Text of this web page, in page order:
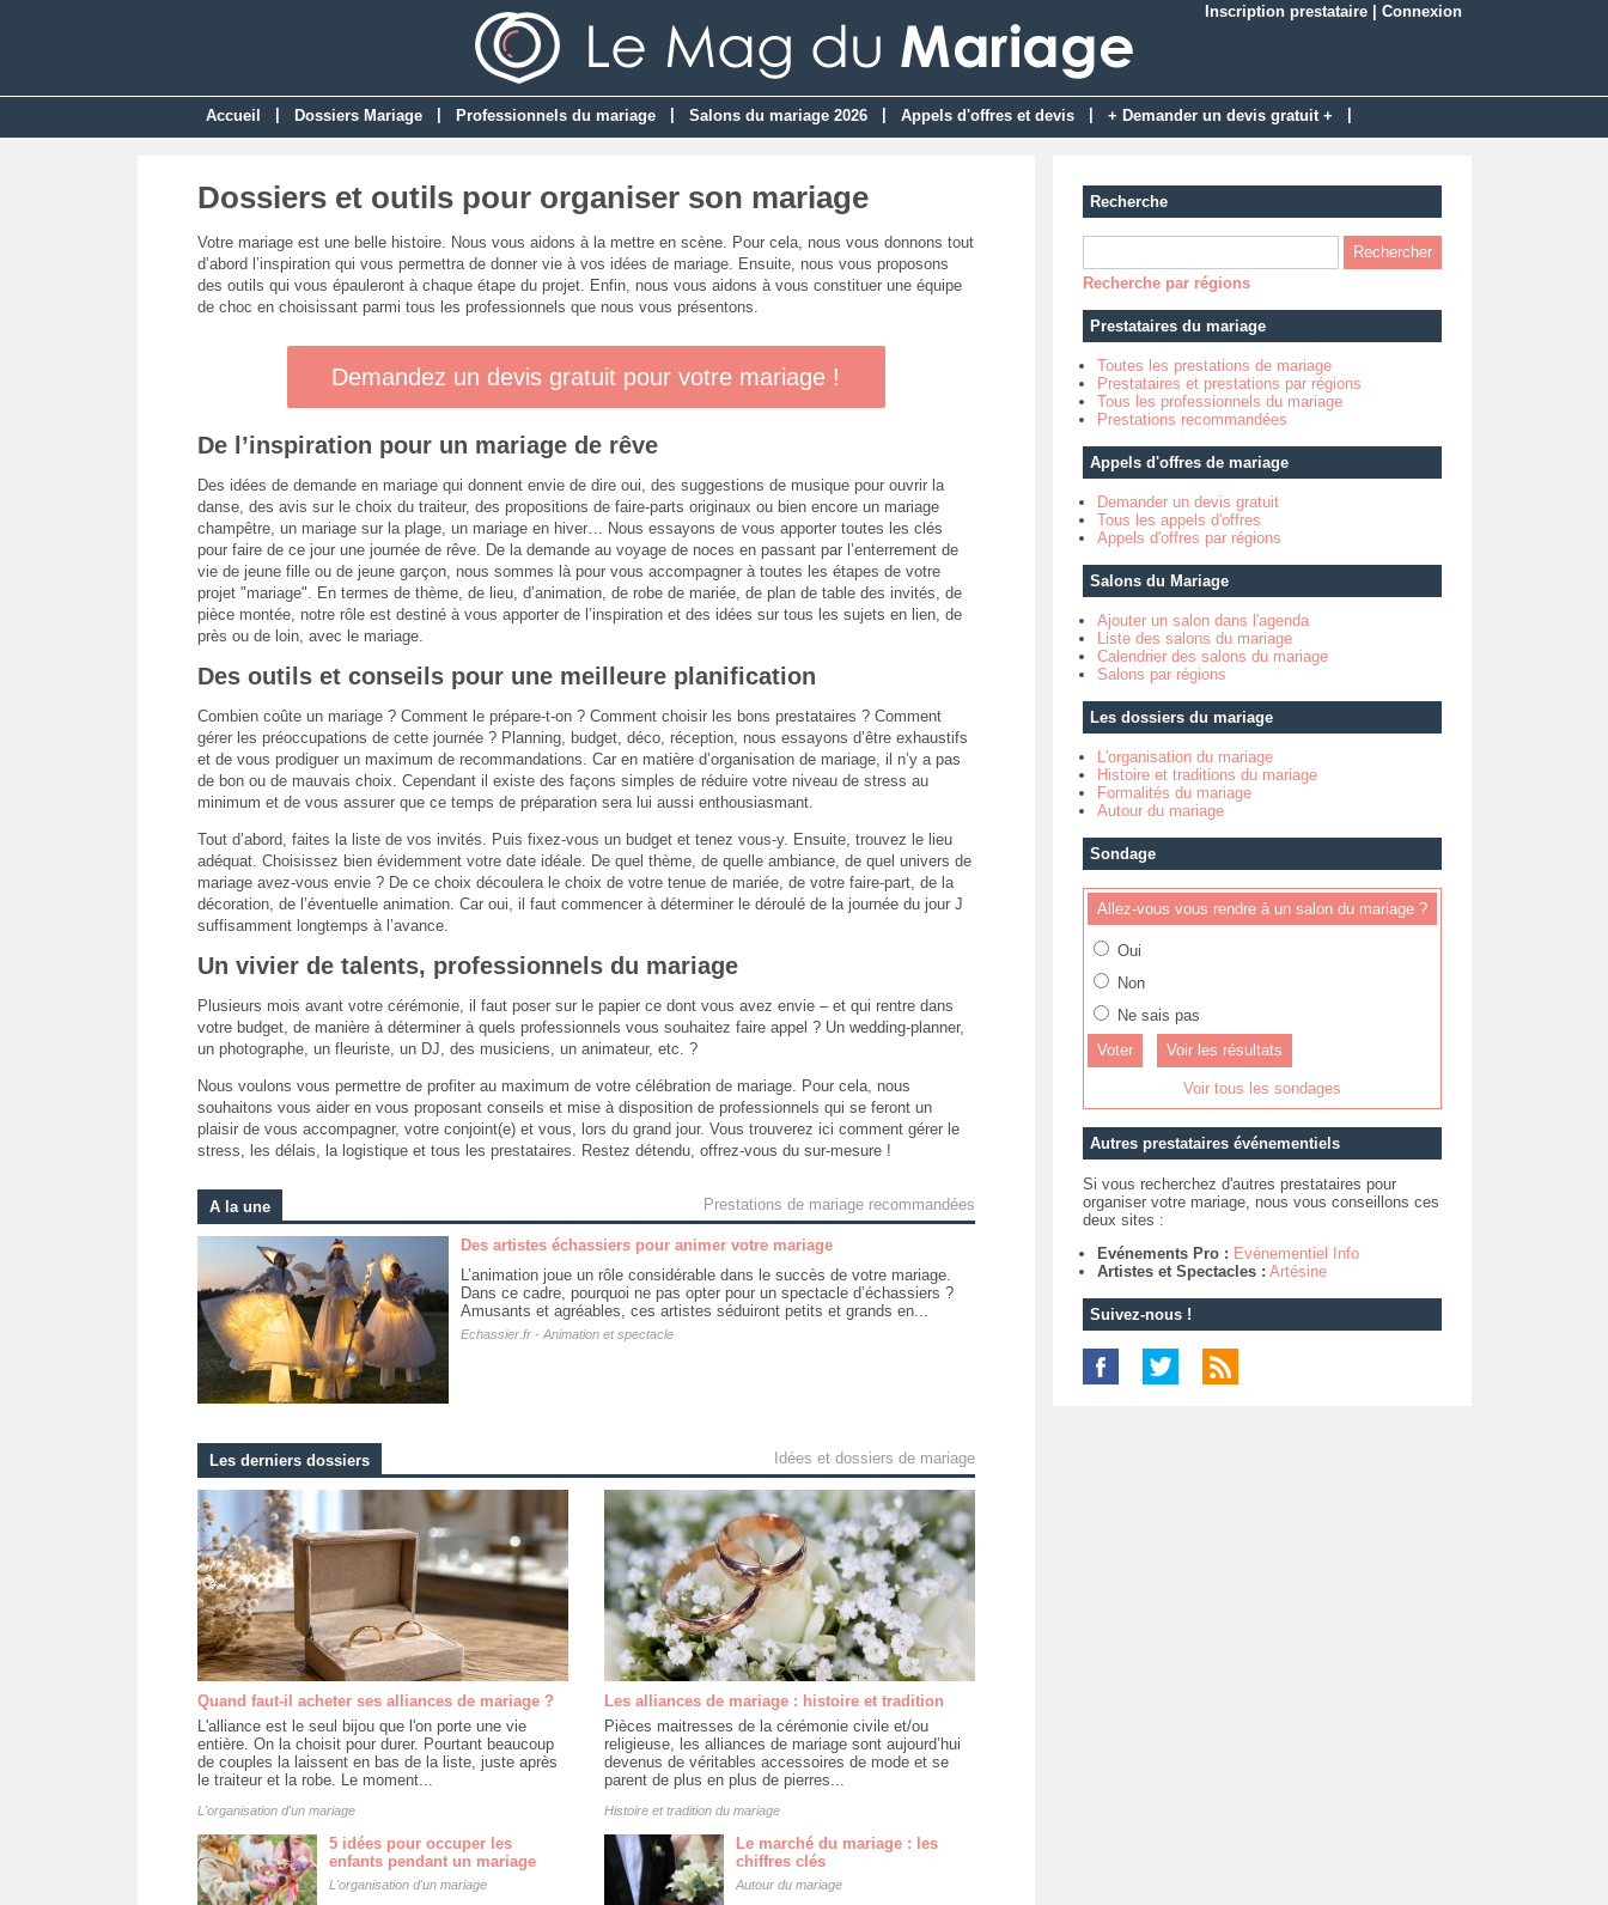
Inscription prestataire Connexion
Accueil Dossiers Mariage Professionnels du mariage Salons du mariage 2026 Appels d'offres et devis + Demander un devis gratuit +
Dossiers et outils pour organiser son mariage
Votre mariage est une belle histoire. Nous vous aidons à la mettre en scène. Pour cela, nous vous donnons tout
d’abord l’inspiration qui vous permettra de donner vie à vos idées de mariage. Ensuite, nous vous proposons
des outils qui vous épauleront à chaque étape du projet. Enfin, nous vous aidons à vous constituer une équipe
de choc en choisissant parmi tous les professionnels que nous vous présentons.
Demandez un devis gratuit pour votre mariage !
De l’inspiration pour un mariage de rêve
Des idées de demande en mariage qui donnent envie de dire oui, des suggestions de musique pour ouvrir la
danse, des avis sur le choix du traiteur, des propositions de faire-parts originaux ou bien encore un mariage
champêtre, un mariage sur la plage, un mariage en hiver… Nous essayons de vous apporter toutes les clés
pour faire de ce jour une journée de rêve. De la demande au voyage de noces en passant par l’enterrement de
vie de jeune fille ou de jeune garçon, nous sommes là pour vous accompagner à toutes les étapes de votre
projet "mariage". En termes de thème, de lieu, d’animation, de robe de mariée, de plan de table des invités, de
pièce montée, notre rôle est destiné à vous apporter de l’inspiration et des idées sur tous les sujets en lien, de
près ou de loin, avec le mariage.
Des outils et conseils pour une meilleure planification
Combien coûte un mariage ? Comment le prépare-t-on ? Comment choisir les bons prestataires ? Comment
gérer les préoccupations de cette journée ? Planning, budget, déco, réception, nous essayons d’être exhaustifs
et de vous prodiguer un maximum de recommandations. Car en matière d’organisation de mariage, il n’y a pas
de bon ou de mauvais choix. Cependant il existe des façons simples de réduire votre niveau de stress au
minimum et de vous assurer que ce temps de préparation sera lui aussi enthousiasmant.
Tout d’abord, faites la liste de vos invités. Puis fixez-vous un budget et tenez vous-y. Ensuite, trouvez le lieu
adéquat. Choisissez bien évidemment votre date idéale. De quel thème, de quelle ambiance, de quel univers de
mariage avez-vous envie ? De ce choix découlera le choix de votre tenue de mariée, de votre faire-part, de la
décoration, de l’éventuelle animation. Car oui, il faut commencer à déterminer le déroulé de la journée du jour J
suffisamment longtemps à l’avance.
Un vivier de talents, professionnels du mariage
Plusieurs mois avant votre cérémonie, il faut poser sur le papier ce dont vous avez envie – et qui rentre dans
votre budget, de manière à déterminer à quels professionnels vous souhaitez faire appel ? Un wedding-planner,
un photographe, un fleuriste, un DJ, des musiciens, un animateur, etc. ?
Nous voulons vous permettre de profiter au maximum de votre célébration de mariage. Pour cela, nous
souhaitons vous aider en vous proposant conseils et mise à disposition de professionnels qui se feront un
plaisir de vous accompagner, votre conjoint(e) et vous, lors du grand jour. Vous trouverez ici comment gérer le
stress, les délais, la logistique et tous les prestataires. Restez détendu, offrez-vous du sur-mesure !
A la une Prestations de mariage recommandées
Des artistes échassiers pour animer votre mariage
L’animation joue un rôle considérable dans le succès de votre mariage.
Dans ce cadre, pourquoi ne pas opter pour un spectacle d’échassiers ?
Amusants et agréables, ces artistes séduiront petits et grands en...
Echassier.fr- Animation et spectacle
Les derniers dossiers Idées et dossiers de mariage
Quand faut-il acheter ses alliances de mariage ?
L'alliance est le seul bijou que l'on porte une vie
entière. On la choisit pour durer. Pourtant beaucoup
de couples la laissent en bas de la liste, juste après
le traiteur et la robe. Le moment...
L'organisation d'un mariage
Les alliances de mariage : histoire et tradition
Pièces maitresses de la cérémonie civile et/ou
religieuse, les alliances de mariage sont aujourd’hui
devenus de véritables accessoires de mode et se
parent de plus en plus de pierres...
Histoire et tradition du mariage
5 idées pour occuper les
enfants pendant un mariage
L'organisation d'un mariage
Le marché du mariage : les
chiffres clés
Autour du mariage
Recherche
Recherche par régions
Prestataires du mariage
Toutes les prestations de mariage
Prestataires et prestations par régions
Tous les professionnels du mariage
Prestations recommandées
Appels d'offres de mariage
Demander un devis gratuit
Tous les appels d'offres
Appels d'offres par régions
Salons du Mariage
Ajouter un salon dans l'agenda
Liste des salons du mariage
Calendrier des salons du mariage
Salons par régions
Les dossiers du mariage
L'organisation du mariage
Histoire et traditions du mariage
Formalités du mariage
Autour du mariage
Sondage
Allez-vous vous rendre à un salon du mariage ?
Oui
Non
Ne sais pas
Voir les résultats
Voir tous les sondages
Autres prestataires événementiels
Si vous recherchez d'autres prestataires pour
organiser votre mariage, nous vous conseillons ces
deux sites :
Evénements Pro : Evénementiel Info
Artistes et Spectacles : Artésine
Suivez-nous !